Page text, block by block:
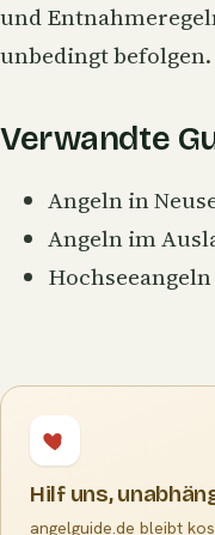
und
unbedingt befolgen.
Verwandte
Angeln in
Angeln im
Hochseeangeln
Hilf uns,
angelguide.de bleibt